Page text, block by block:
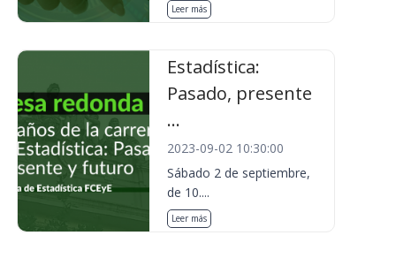
Leer más
Estadística:
Pasado, presente
...
2023-09-02 10:30:00
Sábado 2 de septiembre,
de 10....
Leer más